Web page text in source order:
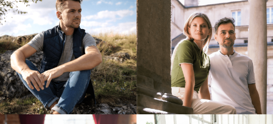
p
i
s
u